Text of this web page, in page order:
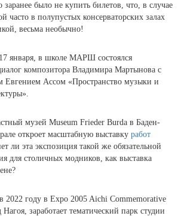
заранее было не купить билетов, что, в случае
часто в полупустых консерваторских залах
весьма необычно!
января, в школе МАРШ состоялся
композитора Владимира Мартынова с
Евгением Ассом «Пространство музыки и
музей Museum Frieder Burda в Баден-
откроет масштабную выставку работ
ли эта экспозиция такой же обязательной
для столичных модников, как выставка
2022 году в Expo 2005 Aichi Commemorative
заработает тематический парк студии